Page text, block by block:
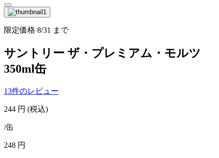
限定価格 8/31 まで
サントリー ザ・プレミアム・モルツ
350ml缶
13件のレビュー
244 円 (税込)
/缶
248 円